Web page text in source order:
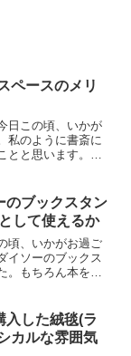
ペースのメリ
日この頃、いかが
私のように書斎に
とと思います。し
いのではないでし
う個...
のブックスタン
して使えるか
頃、いかがお過ご
イソーのブックス
。もちろん本を立
かも超便利で快適
ので...
入した絨毯(ラ
カルな雰囲気